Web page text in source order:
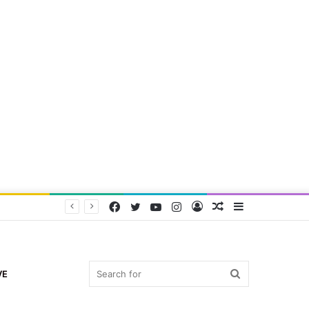
Random
Log
Instagram
YouTube
Twitter
Facebook